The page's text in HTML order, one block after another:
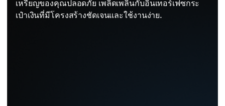
เหรียญของคุณปลอดภัย เพลิดเพลินกับอินเทอร์เฟซกระ
เป๋าเงินที่มีโครงสร้างชัดเจนและใช้งานง่าย.